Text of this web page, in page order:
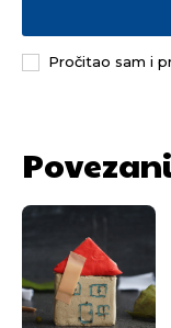
Pročitao sam i